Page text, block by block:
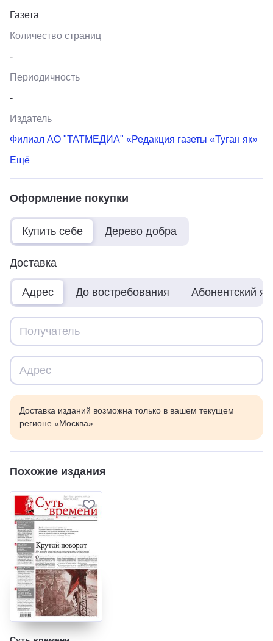
Газета
Количество страниц
-
Периодичность
-
Издатель
Филиал АО "ТАТМЕДИА" «Редакция газеты «Туган як»
Ещё
Оформление покупки
Купить себе Дерево добра
Доставка
Адрес До востребования Абонентский
Доставка изданий возможна только в вашем текущем
регионе «Москва»
Похожие издания